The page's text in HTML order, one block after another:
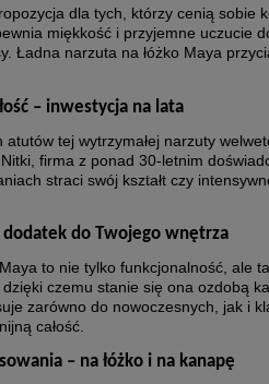
dla tych, którzy cenią sobie
miękkość i przyjemne uczucie
Ładna narzuta na łóżko Maya
– inwestycja na lata
tej wytrzymałej narzuty
firma z ponad 30-letnim
straci swój kształt czy
do Twojego wnętrza
to nie tylko funkcjonalność, ale
czemu stanie się ona ozdobą
zarówno do nowoczesnych, jak i
całość.
– na łóżko i na kanapę